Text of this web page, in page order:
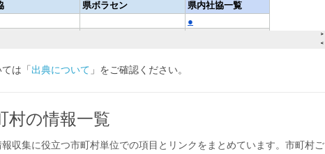
は「出典について 」をご確認ください。
村の情報一覧
収集に役立つ市町村単位での項目とリンクをまとめています。市町村ご